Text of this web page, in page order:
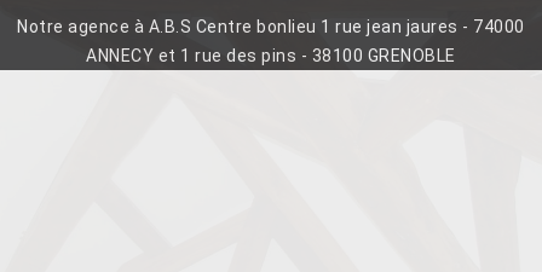
Notre agence à A.B.S Centre bonlieu 1 rue jean jaures - 74000
ANNECY et 1 rue des pins - 38100 GRENOBLE